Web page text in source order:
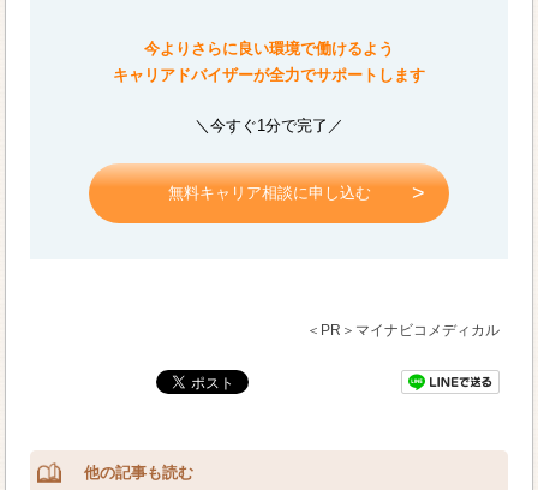
今よりさらに良い環境で働けるよう
キャリアドバイザーが全力でサポートします
＼今すぐ1分で完了／
無料キャリア相談に申し込む
＜PR＞マイナビコメディカル
他の記事も読む